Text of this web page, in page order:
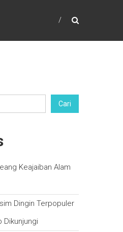
Cari
Keajaiban Alam
Dingin Terpopuler
Dikunjungi